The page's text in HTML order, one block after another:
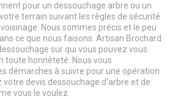
pour un dessouchage arbre ou un
terrain suivant les règles de sécurité
Nous sommes précis et le peu
ce que nous faisons. Artisan Brochard
sur qui vous pouvez vous
toute honnêteté. Nous vous
démarches à suivre pour une opération
votre devis dessouchage d'arbre et de
vous le voulez.